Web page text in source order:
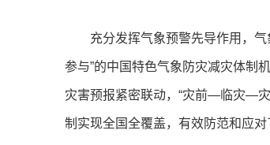
充分发挥气象预警先导作用，
参与”的中国特色气象防灾减灾体制
灾害预报紧密联动，“灾前—临灾—
制实现全国全覆盖，有效防范和应